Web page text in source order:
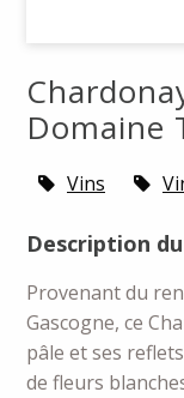
Domaine
Vins
Description
Provenant du
Gascogne, ce
pâle et ses
de fleurs